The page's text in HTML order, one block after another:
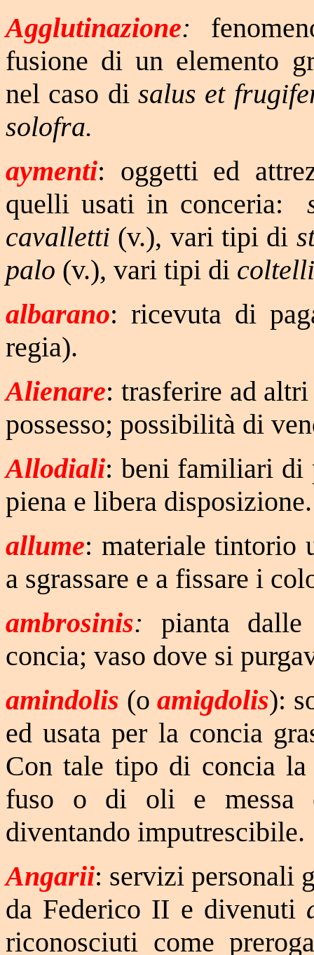
Agglutinazione:
fusione di un elemento
nel caso di salus et
solofra.
aymenti: oggetti ed
quelli usati in conceria:
cavalletti (v.), vari tipi di
palo (v.), vari tipi di coltelli
albarano: ricevuta di
regia).
Alienare: trasferire ad
possesso; possibilità di
Allodiali: beni familiari di
piena e libera disposizione.
allume: materiale tintorio
a sgrassare e a fissare i
ambrosinis: pianta dalle
concia; vaso dove si
amindolis (o amigdolis):
ed usata per la concia
Con tale tipo di concia la
fuso o di oli e messa
diventando imputrescibile.
Angarii: servizi personali
da Federico II e divenuti
riconosciuti come